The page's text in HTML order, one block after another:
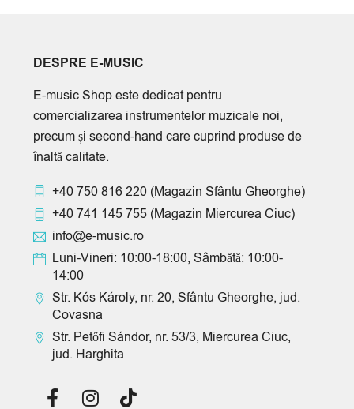
DESPRE E-MUSIC
E-music Shop este dedicat pentru
comercializarea instrumentelor muzicale noi,
precum și second-hand care cuprind produse de
înaltă calitate.
+40 750 816 220 (Magazin Sfântu Gheorghe)
+40 741 145 755 (Magazin Miercurea Ciuc)
info@e-music.ro
Luni-Vineri: 10:00-18:00, Sâmbătă: 10:00-
14:00
Str. Kós Károly, nr. 20, Sfântu Gheorghe, jud.
Covasna
Str. Petőfi Sándor, nr. 53/3, Miercurea Ciuc,
jud. Harghita